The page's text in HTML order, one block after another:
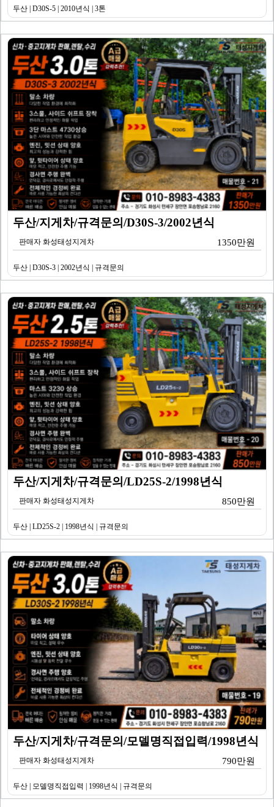
두산 | D30S-5 | 2010년식 | 3톤
두산/지게차/규격문의/D30S-3/2002년식
판매자 화성태성지게차 1350만원
두산 | D30S-3 | 2002년식 | 규격문의
두산/지게차/규격문의/LD25S-2/1998년식
판매자 화성태성지게차 850만원
두산 | LD25S-2 | 1998년식 | 규격문의
두산/지게차/규격문의/모델명직접입력/1998년식
판매자 화성태성지게차 790만원
두산 | 모델명직접입력 | 1998년식 | 규격문의